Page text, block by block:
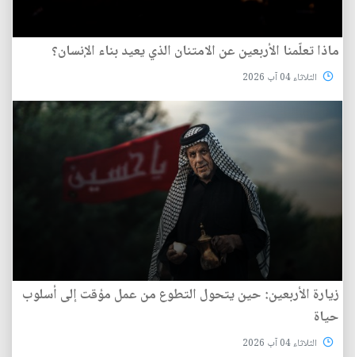
ماذا تعلّمنا الأربعين عن الامتنان الذي يعيد بناء الإنسان؟
الثلاثاء 04 آب 2026
زيارة الأربعين: حين يتحول التطوع من عمل مؤقت إلى أسلوب
حياة
الثلاثاء 04 آب 2026